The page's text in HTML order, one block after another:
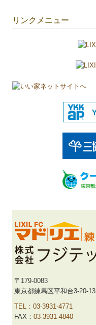
リンクメニュー
〒179-0083
東京都練馬区平和台3-20-13
TEL：03-3931-4771
FAX：03-3931-4840